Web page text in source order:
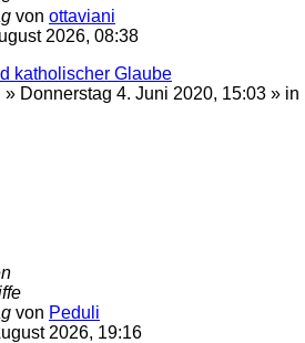
von ottaviani
2026, 08:38
katholischer Glaube
» Donnerstag 4. Juni 2020, 15:03 » in
von Peduli
2026, 19:16